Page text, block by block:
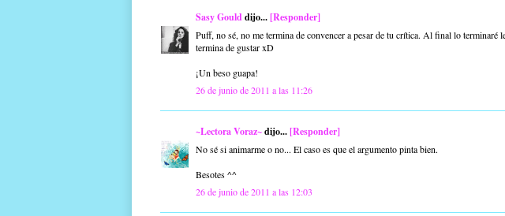
Sasy Goulddijo...[Responder]
Puff, no sé, no me termina de convencer a pesar de tu crítica. Al final lo terminaré
termina de gustar xD
¡Un beso guapa!
26 de junio de 2011 a las 11:26
~Lectora Voraz~dijo...[Responder]
No sé si animarme o no... El caso es que el argumento pinta bien.
Besotes ^^
26 de junio de 2011 a las 12:03